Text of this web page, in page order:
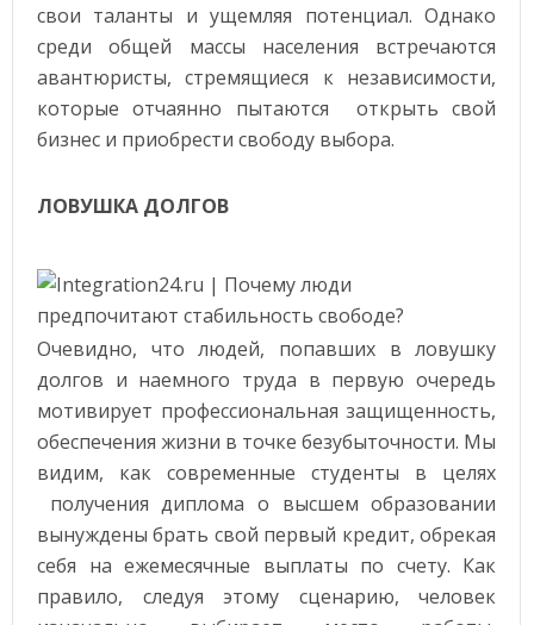
свои таланты и ущемляя потенциал. Однако
среди общей массы населения встречаются
авантюристы, стремящиеся к независимости,
которые отчаянно пытаются открыть свой
бизнес и приобрести свободу выбора.
ЛОВУШКА ДОЛГОВ
Очевидно, что людей, попавших в ловушку
долгов и наемного труда в первую очередь
мотивирует профессиональная защищенность,
обеспечения жизни в точке безубыточности. Мы
видим, как современные студенты в целях
получения диплома о высшем образовании
вынуждены брать свой первый кредит, обрекая
себя на ежемесячные выплаты по счету. Как
правило, следуя этому сценарию, человек